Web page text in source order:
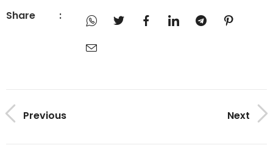
Share :
Previous Next